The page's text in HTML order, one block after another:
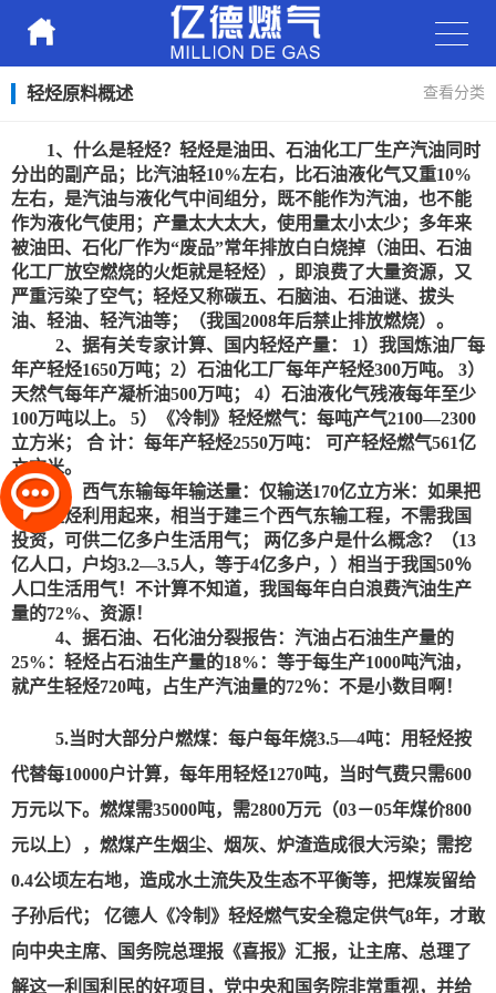
轻烃原料概述 查看分类
1、什么是轻烃？轻烃是油田、石油化工厂生产汽油同时
分出的副产品；比汽油轻10%左右，比石油液化气又重10%
左右，是汽油与液化气中间组分，既不能作为汽油，也不能
作为液化气使用；产量太大太大，使用量太小太少；多年来
被油田、石化厂作为“废品”常年排放白白烧掉（油田、石油
化工厂放空燃烧的火炬就是轻烃），即浪费了大量资源，又
严重污染了空气；轻烃又称碳五、石脑油、石油谜、拔头
油、轻油、轻汽油等；（我国2008年后禁止排放燃烧）。
2、据有关专家计算、国内轻烃产量： 1）我国炼油厂每
年产轻烃1650万吨；2）石油化工厂每年产轻烃300万吨。 3）
天然气每年产凝析油500万吨； 4）石油液化气残液每年至少
100万吨以上。 5）《冷制》轻烃燃气：每吨产气2100—2300
立方米； 合 计：每年产轻烃2550万吨： 可产轻烃燃气561亿
立方米。
3、西气东输每年输送量：仅输送170亿立方米：如果把
国内轻烃利用起来，相当于建三个西气东输工程，不需我国
投资，可供二亿多户生活用气； 两亿多户是什么概念？（13
亿人口，户均3.2—3.5人，等于4亿多户，）相当于我国50％
人口生活用气！不计算不知道，我国每年白白浪费汽油生产
量的72%、资源！
4、据石油、石化油分裂报告：汽油占石油生产量的
25%：轻烃占石油生产量的18%：等于每生产1000吨汽油，
就产生轻烃720吨，占生产汽油量的72％：不是小数目啊！
5.当时大部分户燃煤：每户每年烧3.5—4吨：用轻烃按
代替每10000户计算，每年用轻烃1270吨，当时气费只需600
万元以下。燃煤需35000吨，需2800万元（03－05年煤价800
元以上），燃煤产生烟尘、烟灰、炉渣造成很大污染；需挖
0.4公顷左右地，造成水土流失及生态不平衡等，把煤炭留给
子孙后代； 亿德人《冷制》轻烃燃气安全稳定供气8年，才敢
向中央主席、国务院总理报《喜报》汇报，让主席、总理了
解这一利国利民的好项目，党中央和国务院非常重视，并给